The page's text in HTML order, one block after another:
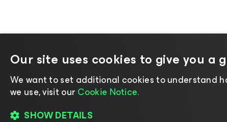
©2026 Veeam® Software
Our site uses cookies to give you a
We want to set additional cookies to understand
we use, visit our Cookie Notice.
SHOW DETAILS